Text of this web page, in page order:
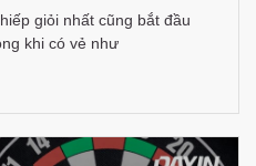
giỏi nhất cũng bắt đầu
khi có vẻ như